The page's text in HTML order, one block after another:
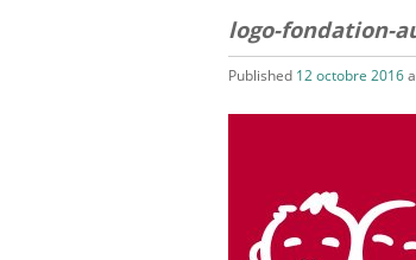
logo-fondation-
Published 12 octobre 2016